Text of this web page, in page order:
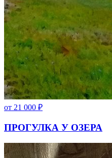
от 21 000 ₽
ПРОГУЛКА У ОЗЕРА